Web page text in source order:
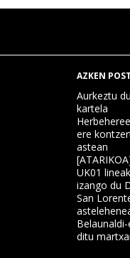
AZKEN
Aurkeztu
kartela
ere
astean
UK01
izango du
San
ditu